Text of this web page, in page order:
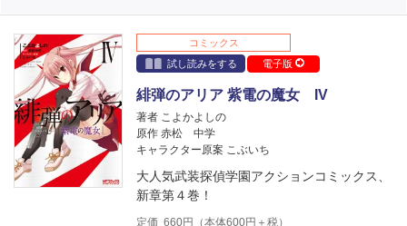
コミックス
試し読みをする
電子版
緋弾のアリア 紫電の魔女 IV
著者 こよかよしの
原作 赤松 中学
キャラクター原案 こぶいち
大人気武装探偵学園アクションコミックス、
新章第４巻！
定価 660円（本体600円＋税）